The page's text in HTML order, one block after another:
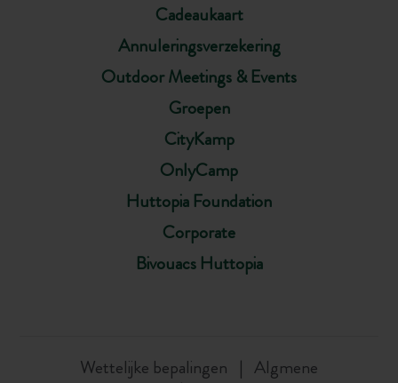
Cadeaukaart
Annuleringsverzekering
Outdoor Meetings & Events
Groepen
CityKamp
OnlyCamp
Huttopia Foundation
Corporate
Bivouacs Huttopia
Wettelijke bepalingen
Algmene